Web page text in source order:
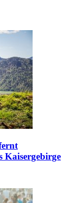
Kaisergebirge